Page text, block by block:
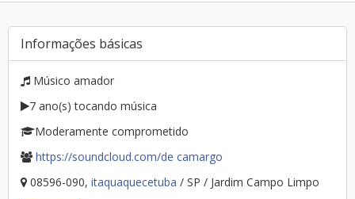
Informações básicas
Músico amador
7 ano(s) tocando música
Moderamente comprometido
https://soundcloud.com/de camargo
08596-090, itaquaquecetuba / SP / Jardim Campo Limpo